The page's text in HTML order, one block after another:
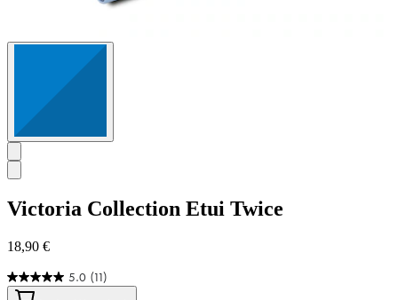
Victoria Collection Etui Twice
18,90 €
5.0 (11)
5.0